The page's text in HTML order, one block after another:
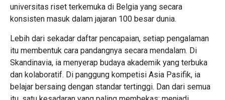
universitas riset terkemuka di Belgia yang secara
konsisten masuk dalam jajaran 100 besar dunia.
Lebih dari sekadar daftar pencapaian, setiap pengalaman
itu membentuk cara pandangnya secara mendalam. Di
Skandinavia, ia menyerap budaya akademik yang terbuka
dan kolaboratif. Di panggung kompetisi Asia Pasifik, ia
belajar bersaing dengan standar tertinggi. Dan dari semua